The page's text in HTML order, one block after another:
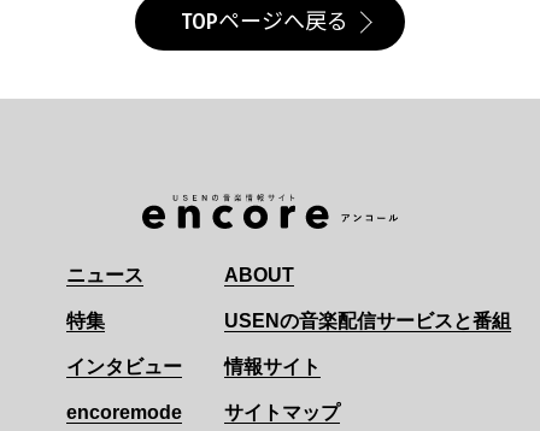
TOPページへ戻る
ニュース
特集
インタビュー
encoremode
ABOUT
USENの音楽配信サービスと番組
情報サイト
サイトマップ